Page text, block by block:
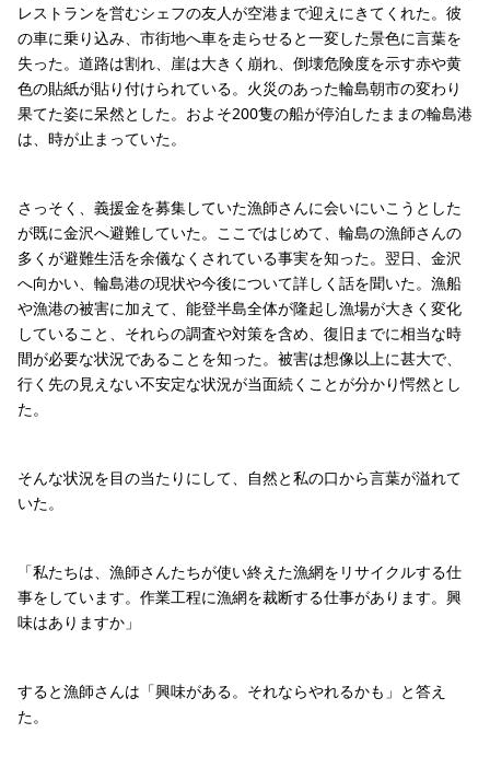
レストランを営むシェフの友人が空港まで迎えにきてくれた。彼
の車に乗り込み、市街地へ車を走らせると一変した景色に言葉を
失った。道路は割れ、崖は大きく崩れ、倒壊危険度を示す赤や黄
色の貼紙が貼り付けられている。火災のあった輪島朝市の変わり
果てた姿に呆然とした。およそ200隻の船が停泊したままの輪島港
は、時が止まっていた。
さっそく、義援金を募集していた漁師さんに会いにいこうとした
が既に金沢へ避難していた。ここではじめて、輪島の漁師さんの
多くが避難生活を余儀なくされている事実を知った。翌日、金沢
へ向かい、輪島港の現状や今後について詳しく話を聞いた。漁船
や漁港の被害に加えて、能登半島全体が隆起し漁場が大きく変化
していること、それらの調査や対策を含め、復旧までに相当な時
間が必要な状況であることを知った。被害は想像以上に甚大で、
行く先の見えない不安定な状況が当面続くことが分かり愕然とし
た。
そんな状況を目の当たりにして、自然と私の口から言葉が溢れて
いた。
「私たちは、漁師さんたちが使い終えた漁網をリサイクルする仕
事をしています。作業工程に漁網を裁断する仕事があります。興
味はありますか」
すると漁師さんは「興味がある。それならやれるかも」と答え
た。